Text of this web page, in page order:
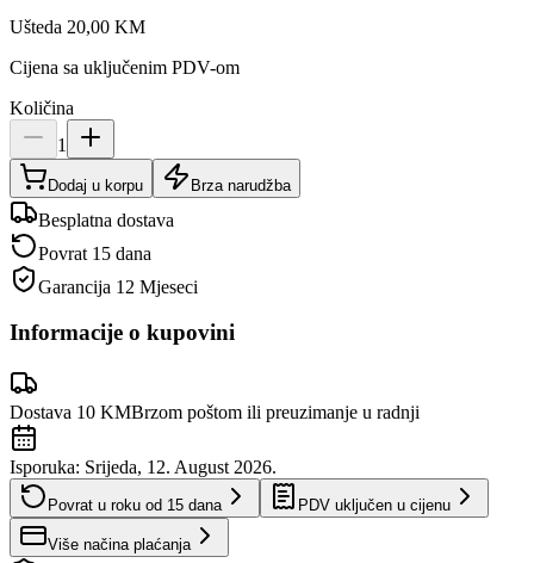
Ušteda 20,00 KM
Cijena sa uključenim PDV-om
Količina
1
Dodaj u korpu Brza narudžba
Besplatna dostava
Povrat 15 dana
Garancija 12 Mjeseci
Informacije o kupovini
Dostava 10 KMBrzom poštom ili preuzimanje u radnji
Isporuka: Srijeda, 12. August 2026.
Povrat u roku od 15 dana PDV uključen u cijenu
Više načina plaćanja